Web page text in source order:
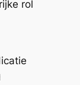
rol